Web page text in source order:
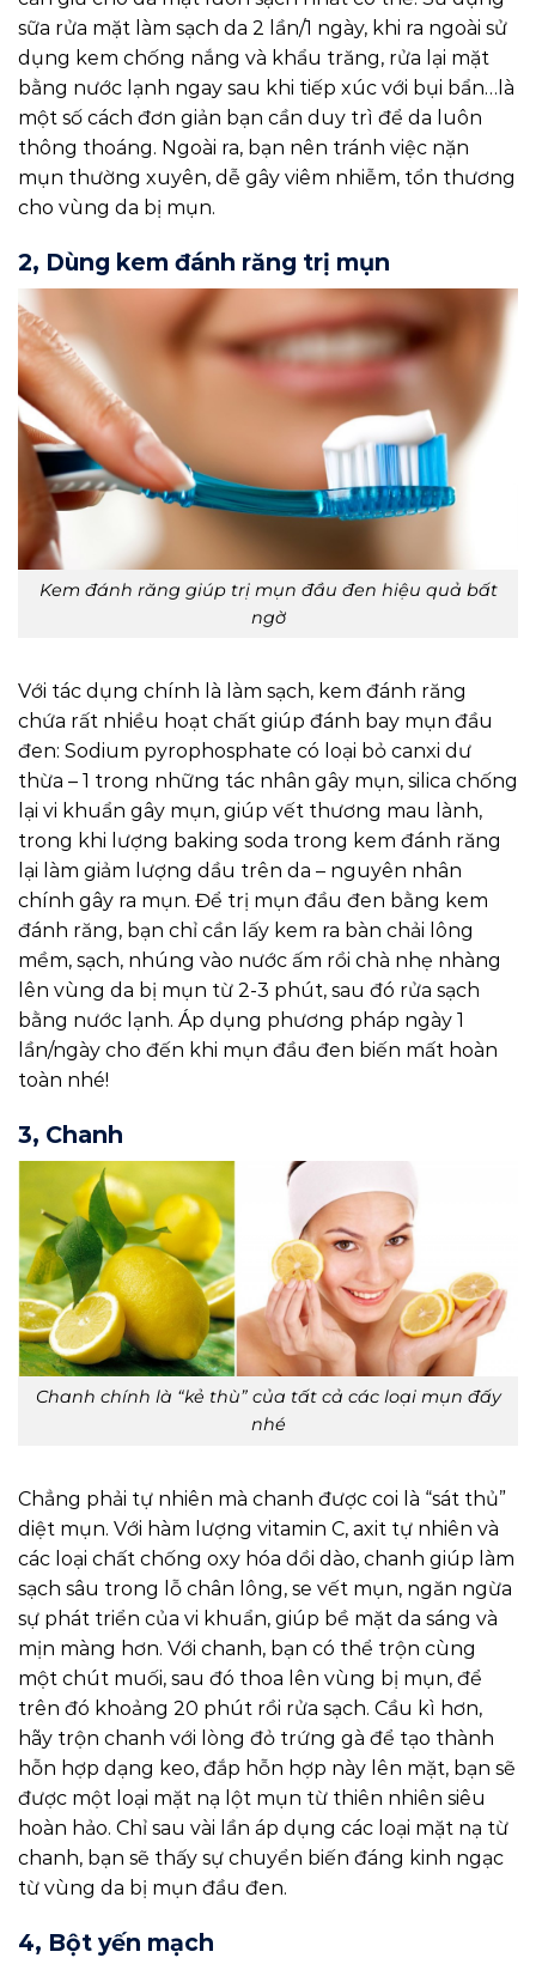
sữa rửa mặt làm sạch da 2 lần/1 ngày, khi ra ngoài sử
dụng kem chống nắng và khẩu trăng, rửa lại mặt
bằng nước lạnh ngay sau khi tiếp xúc với bụi bẩn…là
một số cách đơn giản bạn cần duy trì để da luôn
thông thoáng. Ngoài ra, bạn nên tránh việc nặn
mụn thường xuyên, dễ gây viêm nhiễm, tổn thương
cho vùng da bị mụn.
2, Dùng kem đánh răng trị mụn
Kem đánh răng giúp trị mụn đầu đen hiệu quả bất
ngờ
Với tác dụng chính là làm sạch, kem đánh răng
chứa rất nhiều hoạt chất giúp đánh bay mụn đầu
đen: Sodium pyrophosphate có loại bỏ canxi dư
thừa – 1 trong những tác nhân gây mụn, silica chống
lại vi khuẩn gây mụn, giúp vết thương mau lành,
trong khi lượng baking soda trong kem đánh răng
lại làm giảm lượng dầu trên da – nguyên nhân
chính gây ra mụn. Để trị mụn đầu đen bằng kem
đánh răng, bạn chỉ cần lấy kem ra bàn chải lông
mềm, sạch, nhúng vào nước ấm rồi chà nhẹ nhàng
lên vùng da bị mụn từ 2-3 phút, sau đó rửa sạch
bằng nước lạnh. Áp dụng phương pháp ngày 1
lần/ngày cho đến khi mụn đầu đen biến mất hoàn
toàn nhé!
3, Chanh
Chanh chính là “kẻ thù” của tất cả các loại mụn đấy
nhé
Chẳng phải tự nhiên mà chanh được coi là “sát thủ”
diệt mụn. Với hàm lượng vitamin C, axit tự nhiên và
các loại chất chống oxy hóa dồi dào, chanh giúp làm
sạch sâu trong lỗ chân lông, se vết mụn, ngăn ngừa
sự phát triển của vi khuẩn, giúp bề mặt da sáng và
mịn màng hơn. Với chanh, bạn có thể trộn cùng
một chút muối, sau đó thoa lên vùng bị mụn, để
trên đó khoảng 20 phút rồi rửa sạch. Cầu kì hơn,
hãy trộn chanh với lòng đỏ trứng gà để tạo thành
hỗn hợp dạng keo, đắp hỗn hợp này lên mặt, bạn sẽ
được một loại mặt nạ lột mụn từ thiên nhiên siêu
hoàn hảo. Chỉ sau vài lần áp dụng các loại mặt nạ từ
chanh, bạn sẽ thấy sự chuyển biến đáng kinh ngạc
từ vùng da bị mụn đầu đen.
4, Bột yến mạch